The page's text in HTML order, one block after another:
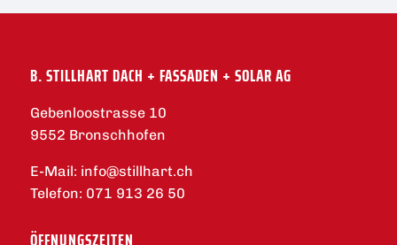
B. STILLHART DACH + FASSADEN + SOLAR AG
Gebenloostrasse 10
9552 Bronschhofen
E-Mail: info@stillhart.ch
Telefon: 071 913 26 50